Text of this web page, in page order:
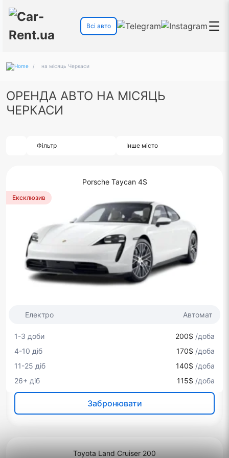
Всі авто
/ на місяць Черкаси
ОРЕНДА АВТО НА МІСЯЦЬ
ЧЕРКАСИ
Фільтр Інше місто
Ексклюзив
Porsche Taycan 4S
Електро Автомат
1-3 доби 200$ /доба
4-10 діб
170$ /доба
11-25 діб
140$ /доба
26+ діб
115$ /доба
Забронювати
Toyota Land Cruiser 200